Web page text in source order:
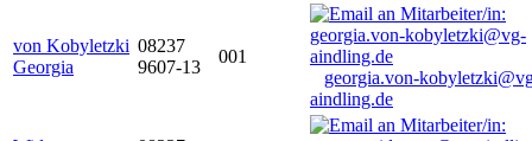
von Kobyletzki
Georgia
08237
9607-13
001
georgia.von-
aindling.de